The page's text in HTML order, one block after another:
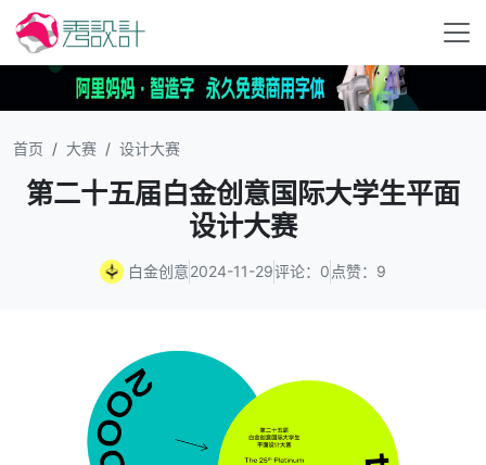
首页 大赛 设计大赛
第二十五届白金创意国际大学生平面
设计大赛
白金创意2024-11-29评论：0 点赞：9